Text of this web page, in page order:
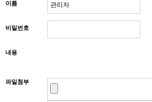
이름
비밀번호
내용
파일첨부